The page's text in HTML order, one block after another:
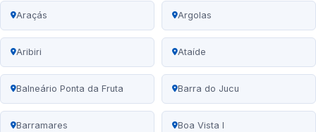
Araçás Argolas
Aribiri Ataíde
Balneário Ponta da Fruta Barra do Jucu
Barramares Boa Vista I